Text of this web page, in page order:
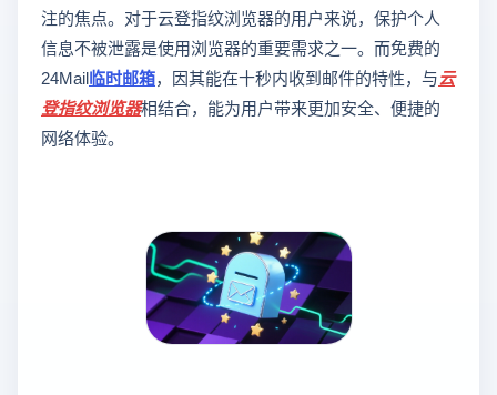
注的焦点。对于云登指纹浏览器的用户来说，保护个人
信息不被泄露是使用浏览器的重要需求之一。而免费的
24Mail临时邮箱，因其能在十秒内收到邮件的特性，与云
登指纹浏览器相结合，能为用户带来更加安全、便捷的
网络体验。